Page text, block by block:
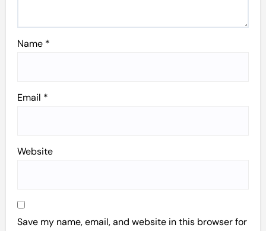
Name *
Email *
Website
Save my name, email, and website in this browser for